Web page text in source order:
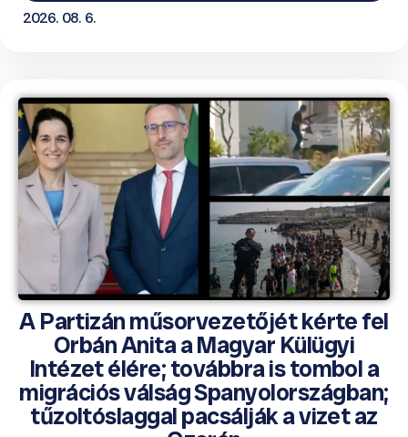
2026. 08. 6.
A Partizán műsorvezetőjét kérte fel
Orbán Anita a Magyar Külügyi
Intézet élére; továbbra is tombol a
migrációs válság Spanyolországban;
tűzoltóslaggal pacsálják a vizet az